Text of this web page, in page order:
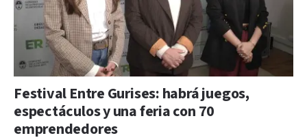
Festival Entre Gurises: habrá juegos,
espectáculos y una feria con 70
emprendedores